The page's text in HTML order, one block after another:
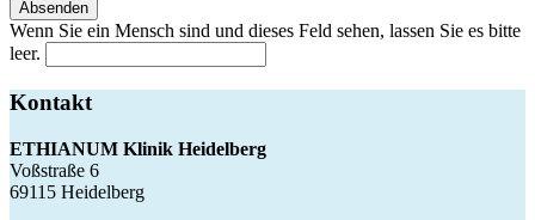
Absenden
Wenn Sie ein Mensch sind und dieses Feld sehen, lassen Sie es bitte
leer.
Kontakt
ETHIANUM Klinik Heidelberg
Voßstraße 6
69115 Heidelberg